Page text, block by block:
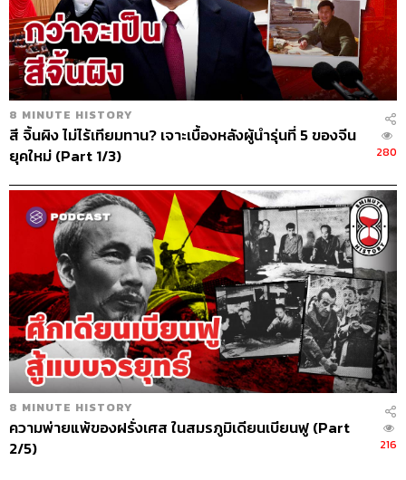
8 MINUTE HISTORY
สี จิ้นผิง ไม่ไร้เทียมทาน? เจาะเบื้องหลังผู้นำรุ่นที่ 5 ของจีน
ยุคใหม่ (Part 1/3)
280
8 MINUTE HISTORY
ความพ่ายแพ้ของฝรั่งเศส ในสมรภูมิเดียนเบียนฟู (Part
2/5)
216